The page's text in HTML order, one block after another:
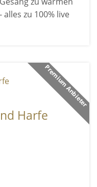
zu 100% live
Premium Anbieter
Harfe